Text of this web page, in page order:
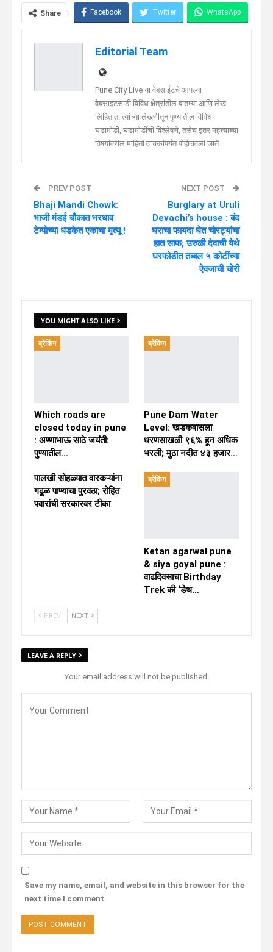
Share Facebook Twitter WhatsApp
Editorial Team
Pune City Live या वेबसाईटचे आपल्या
वेबसाईटसाठी विविध क्षेत्रांतील बातम्या आणि लेख
लिहितात. त्यांच्या लेखणीतून पुण्यातील विविध
घडामोडी, घडामोडींची विश्लेषणे, तसेच इतर महत्त्वाच्या
विषयांवरील माहिती वाचकांपर्यंत पोहोचवली जाते.
PREV POST
Bhaji Mandi Chowk:
भाजी मंडई चौकात भरधाव
टेम्पोच्या धडकेत एकाचा मृत्यू !
NEXT POST
Burglary at Uruli
Devachi’s house : बंद
घराचा फायदा घेत चोरट्यांचा
हात साफ; उरुळी देवाची येथे
घरफोडीत तब्बल ५ कोटींच्या
ऐवजाची चोरी
YOU MIGHT ALSO LIKE
ब्रेकिंग
Which roads are
closed today in pune
: अण्णाभाऊ साठे जयंती:
पुण्यातील…
ब्रेकिंग
Pune Dam Water
Level: खडकवासला
धरणसाखळी ९६% हून अधिक
भरली; मुठा नदीत ४३ हजार…
पालखी सोहळ्यात वारकऱ्यांना
गढूळ पाण्याचा पुरवठा; रोहित
पवारांची सरकारवर टीका
ब्रेकिंग
Ketan agarwal pune
& siya goyal pune :
वाढदिवसाचा Birthday
Trek की ‘डेथ…
PREV NEXT
LEAVE A REPLY
Your email address will not be published.
Save my name, email, and website in this browser for the
next time I comment.